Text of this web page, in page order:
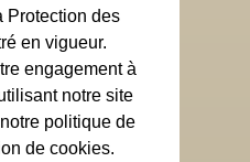
Protection des
en vigueur.
engagement à
notre site
politique de
de cookies.